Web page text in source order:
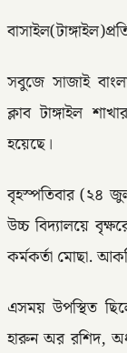
সবুজে সাজাই
ক্লাব টাঙ্গাইল
হয়েছে।
বৃহস্পতিবার (২৪
উচ্চ বিদ্যালয়ে
কর্মকর্তা মোছা.
এসময় উপস্থিত
হারুন অর রশিদ,